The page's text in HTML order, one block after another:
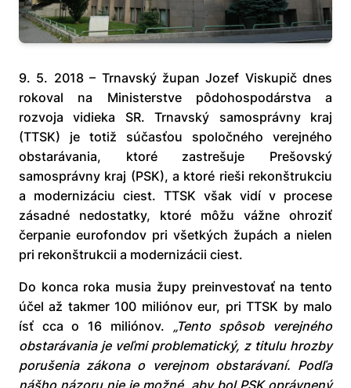
9. 5. 2018 – Trnavský župan Jozef Viskupič dnes
rokoval na Ministerstve pôdohospodárstva a
rozvoja vidieka SR. Trnavský samosprávny kraj
(TTSK) je totiž súčasťou spoločného verejného
obstarávania, ktoré zastrešuje Prešovský
samosprávny kraj (PSK), a ktoré rieši rekonštrukciu
a modernizáciu ciest. TTSK však vidí v procese
zásadné nedostatky, ktoré môžu vážne ohroziť
čerpanie eurofondov pri všetkých župách a nielen
pri rekonštrukcii a modernizácii ciest.
Do konca roka musia župy preinvestovať na tento
účel až takmer 100 miliónov eur, pri TTSK by malo
ísť cca o 16 miliónov. „Tento spôsob verejného
obstarávania je veľmi problematický, z titulu hrozby
porušenia zákona o verejnom obstarávaní. Podľa